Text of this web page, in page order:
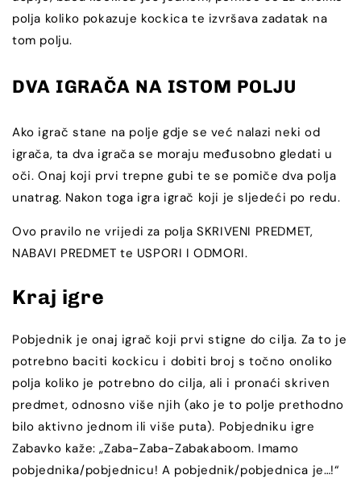
polja koliko pokazuje kockica te izvršava zadatak na
tom polju.
DVA IGRAČA NA ISTOM POLJU
Ako igrač stane na polje gdje se već nalazi neki od
igrača, ta dva igrača se moraju međusobno gledati u
oči. Onaj koji prvi trepne gubi te se pomiče dva polja
unatrag. Nakon toga igra igrač koji je sljedeći po redu.
Ovo pravilo ne vrijedi za polja SKRIVENI PREDMET,
NABAVI PREDMET te USPORI I ODMORI.
Kraj igre
Pobjednik je onaj igrač koji prvi stigne do cilja. Za to je
potrebno baciti kockicu i dobiti broj s točno onoliko
polja koliko je potrebno do cilja, ali i pronaći skriven
predmet, odnosno više njih (ako je to polje prethodno
bilo aktivno jednom ili više puta). Pobjedniku igre
Zabavko kaže: „Zaba-Zaba-Zabakaboom. Imamo
pobjednika/pobjednicu! A pobjednik/pobjednica je…!“